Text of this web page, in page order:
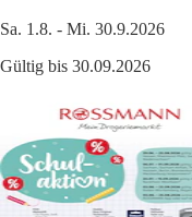
Sa. 1.8. - Mi. 30.9.2026
Gültig bis 30.09.2026